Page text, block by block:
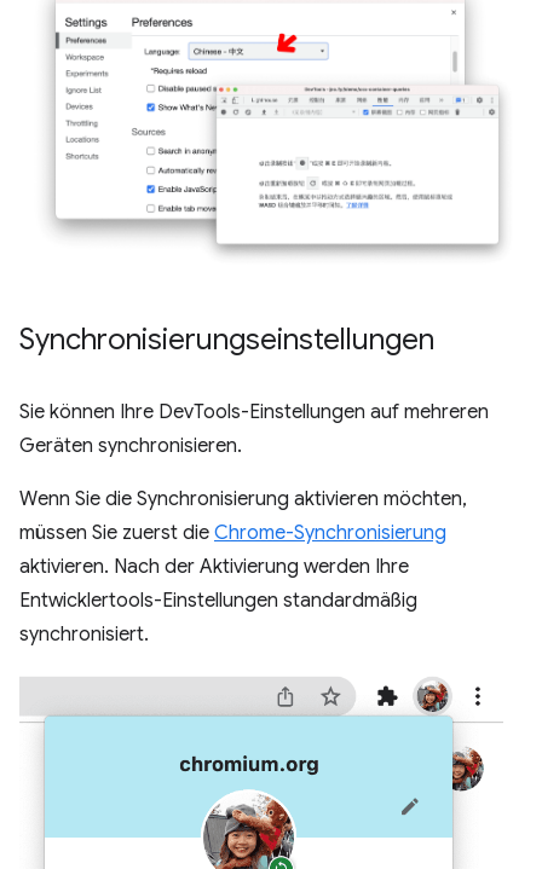
Synchronisierungseinstellungen
Sie können Ihre DevTools-Einstellungen auf mehreren
Geräten synchronisieren.
Wenn Sie die Synchronisierung aktivieren möchten,
müssen Sie zuerst die Chrome-Synchronisierung
aktivieren. Nach der Aktivierung werden Ihre
Entwicklertools-Einstellungen standardmäßig
synchronisiert.